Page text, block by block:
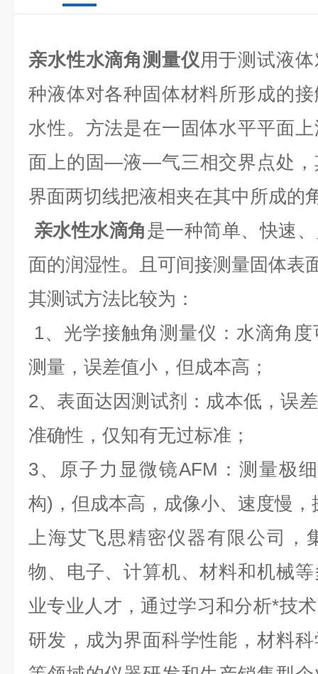
亲水性水滴角测量仪用于测试液
种液体对各种固体材料所形成的
水性。方法是在一固体水平平面
面上的固—液—气三相交界点处
界面两切线把液相夹在其中所成的
亲水性水滴角是一种简单、快速
面的润湿性。且可间接测量固体表
其测试方法比较为：
1、光学接触角测量仪：水滴角
测量，误差值小，但成本高；
2、表面达因测试剂：成本低，误
准确性，仅知有无过标准；
3、原子力显微镜AFM：测量极
构)，但成本高，成像小、速度慢
上海艾飞思精密仪器有限公司，
物、电子、计算机、材料和机械
业专业人才，通过学习和分析*技
研发，成为界面科学性能，材料